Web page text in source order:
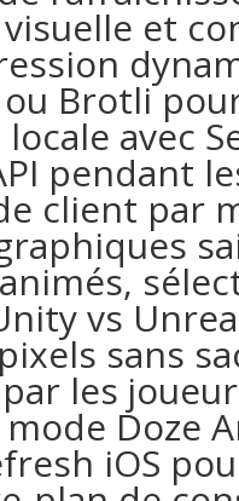
et
Brotli
locale avec
pendant
client par
vs
sans
les
Doze
iOS